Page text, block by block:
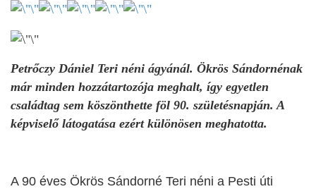
Petrőczy Dániel Teri néni ágyánál. Ökrös Sándornénak
már minden hozzátartozója meghalt, így egyetlen
családtag sem köszönthette föl 90. születésnapján. A
képviselő látogatása ezért különösen meghatotta.
A 90 éves Ökrös Sándorné Teri néni a Pesti úti